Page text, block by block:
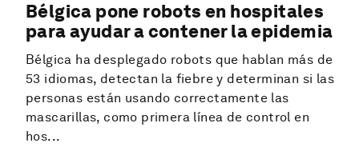
Bélgica pone robots en hospitales
para ayudar a contener la epidemia
Bélgica ha desplegado robots que hablan más de
53 idiomas, detectan la fiebre y determinan si las
personas están usando correctamente las
mascarillas, como primera línea de control en
hos...